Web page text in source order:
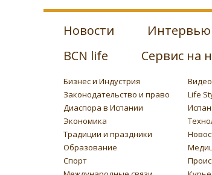
Новости Интервью
BCN life
Сервис на
Бизнес и Индустрия
Законодательство и право
Life
Диаспора в Испании
Экономика
Традиции и праздники
Образование
Спорт